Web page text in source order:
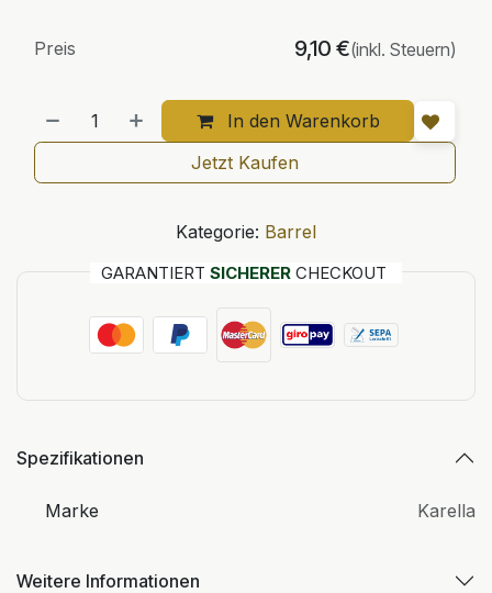
In den Warenkorb
Preis 9,10 €(inkl. Steuern)
Jetzt Kaufen
Kategorie: Barrel
GARANTIERT SICHERER CHECKOUT
Spezifikationen
Marke Karella
Weitere Informationen